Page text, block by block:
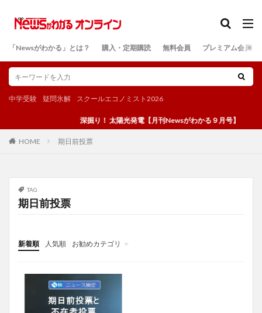
「Newsがわかる」とは？ 購入・定期購読 無料会員 プレミアム会員
中学受験 疑問氷解 スクールエコノミスト2026
深掘り！ 太陽光発電【月刊Newsがわかる９月号】
HOME 期日前投票
TAG
期日前投票
新着順 人気順
お勧めカテゴリ
投稿
学び
マンガ
電子書籍
検索